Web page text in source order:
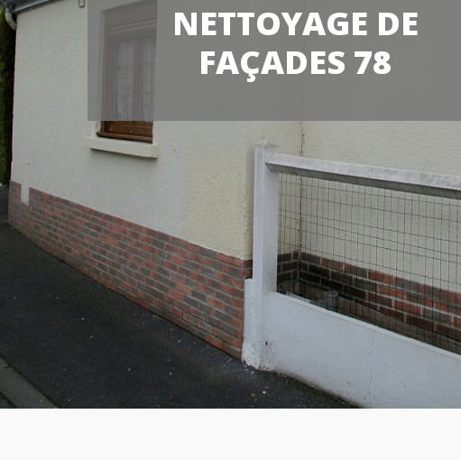
NETTOYAGE DE
FAÇADES 78